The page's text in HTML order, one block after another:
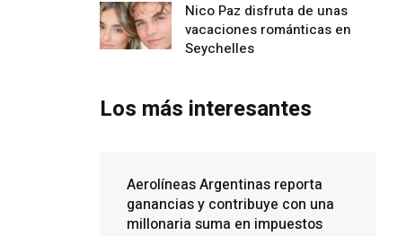
Nico Paz disfruta de unas
vacaciones románticas en
Seychelles
Los más interesantes
Aerolíneas Argentinas reporta
ganancias y contribuye con una
millonaria suma en impuestos